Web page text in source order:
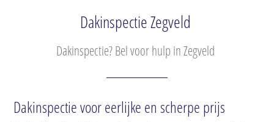
Dakinspectie Zegveld
Dakinspectie? Bel voor hulp in Zegveld
Dakinspectie voor eerlijke en scherpe prijs